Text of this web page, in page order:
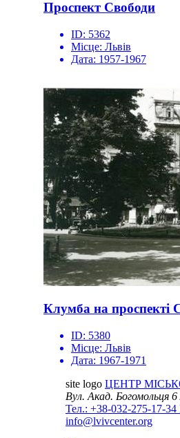
Проспект Свободи
ID: 5362
Місце: Львів
Дата: 1957-1967
Клумба на проспекті
ID: 5380
Місце: Львів
Дата: 1967-1971
site logo ЦЕНТР
Вул. Акад. Богомольця 6
Тел.: +38-032-275-17-34
info@lvivcenter.org